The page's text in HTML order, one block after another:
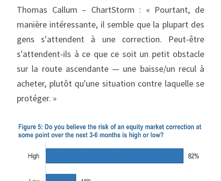
Thomas Callum – ChartStorm : « Pourtant, de
manière intéressante, il semble que la plupart des
gens s'attendent à une correction. Peut-être
s'attendent-ils à ce que ce soit un petit obstacle
sur la route ascendante — une baisse/un recul à
acheter, plutôt qu'une situation contre laquelle se
protéger. »